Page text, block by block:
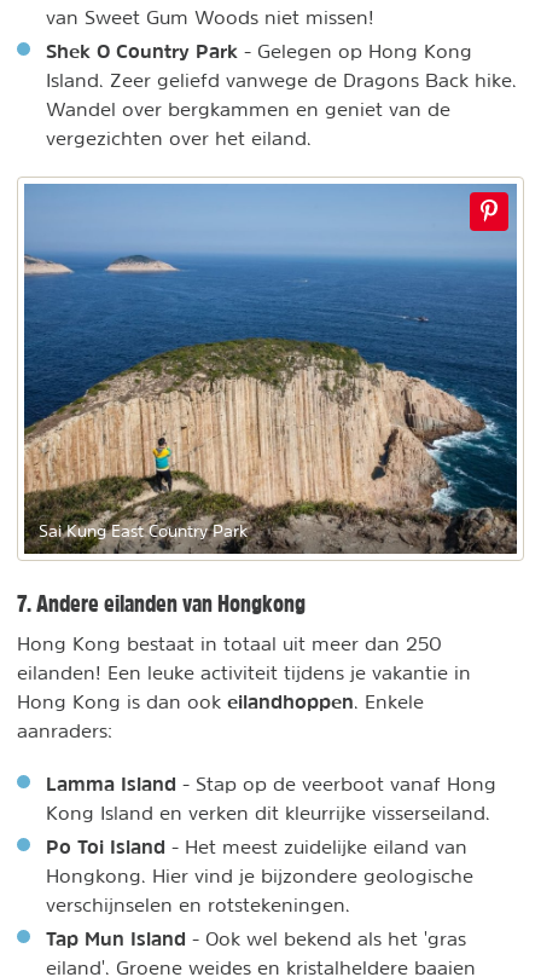
van Sweet Gum Woods niet missen!
Shek O Country Park - Gelegen op Hong Kong
Island. Zeer geliefd vanwege de Dragons Back hike.
Wandel over bergkammen en geniet van de
vergezichten over het eiland.
Sai Kung East Country Park
7. Andere eilanden van Hongkong
Hong Kong bestaat in totaal uit meer dan 250
eilanden! Een leuke activiteit tijdens je vakantie in
Hong Kong is dan ook eilandhoppen. Enkele
aanraders:
Lamma Island - Stap op de veerboot vanaf Hong
Kong Island en verken dit kleurrijke visserseiland.
Po Toi Island - Het meest zuidelijke eiland van
Hongkong. Hier vind je bijzondere geologische
verschijnselen en rotstekeningen.
Tap Mun Island - Ook wel bekend als het 'gras
eiland'. Groene weides en kristalheldere baaien